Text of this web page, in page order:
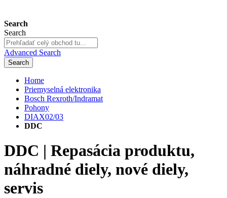
Search
Search
Advanced Search
Search
Home
Priemyselná elektronika
Bosch Rexroth/Indramat
Pohony
DIAX02/03
DDC
DDC | Repasácia produktu,
náhradné diely, nové diely,
servis